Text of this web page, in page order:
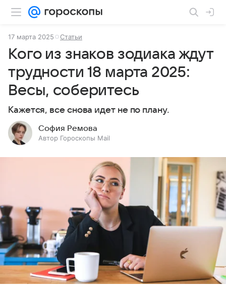
17 марта 2025 Статьи
Кого из знаков зодиака ждут
трудности 18 марта 2025:
Весы, соберитесь
Кажется, все снова идет не по плану.
София Ремова
Автор Гороскопы Mail